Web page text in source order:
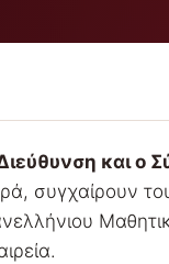
και ο
συγχαίρουν